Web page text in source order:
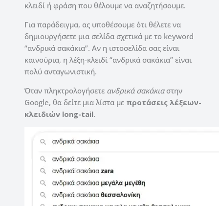
κλειδί ή φράση που θέλουμε να αναζητήσουμε.
Για παράδειγμα, ας υποθέσουμε ότι θέλετε να
δημιουργήσετε μια σελίδα σχετικά με το keyword
“ανδρικά σακάκια”. Αν η ιστοσελίδα σας είναι
καινούρια, η λέξη-κλειδί “ανδρικά σακάκια” είναι
πολύ ανταγωνιστική.
Όταν πληκτρολογήσετε ανδρικά σακάκιαστην
Google, θα δείτε μια λίστα με προτάσεις λέξεων-
κλειδιών long-tail.